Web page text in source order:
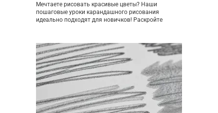
Мечтаете рисовать красивые цветы? Наши
пошаговые уроки карандашного рисования
идеально подходят для новичков! Раскройте